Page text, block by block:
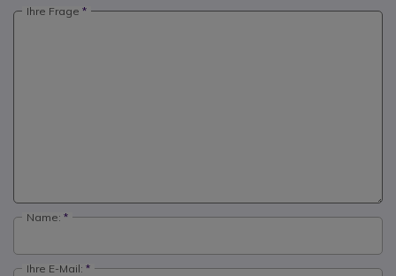
Ihre Frage
Name:
Ihre E-Mail: